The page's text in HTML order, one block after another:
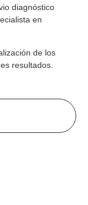
diagnóstico
en
de los
resultados.